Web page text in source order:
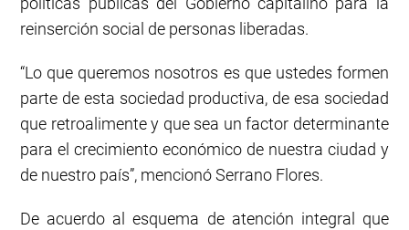
reinserción social de personas liberadas.
“Lo que queremos nosotros es que ustedes formen
parte de esta sociedad productiva, de esa sociedad
que retroalimente y que sea un factor determinante
para el crecimiento económico de nuestra ciudad y
de nuestro país”, mencionó Serrano Flores.
De acuerdo al esquema de atención integral que